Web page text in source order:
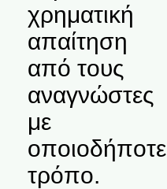
χρηματική
απαίτηση
από τους
αναγνώστες
με
οποιοδήποτε
τρόπο.